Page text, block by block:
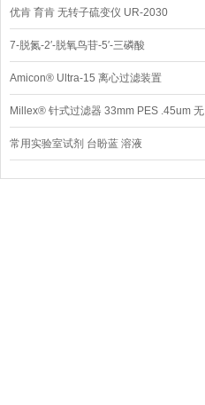
优肯 育肯 无转子硫变仪 UR-2030
7-脱氮-2′-脱氧鸟苷-5′-三磷酸
Amicon® Ultra-15 离心过滤装置
Millex® 针式过滤器 33mm PES .45um 无
菌
常用实验室试剂 台盼蓝 溶液